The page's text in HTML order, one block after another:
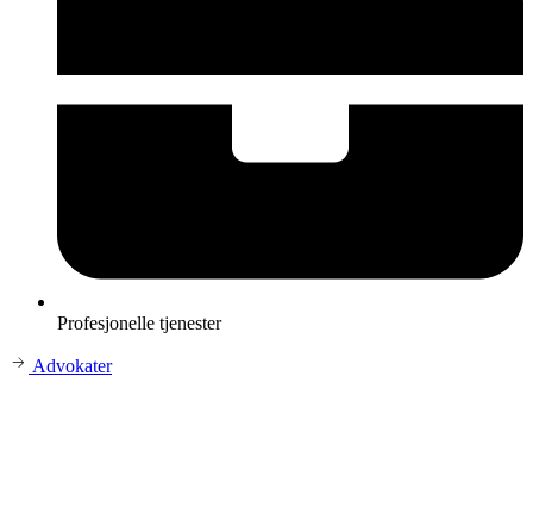
Profesjonelle tjenester
Advokater